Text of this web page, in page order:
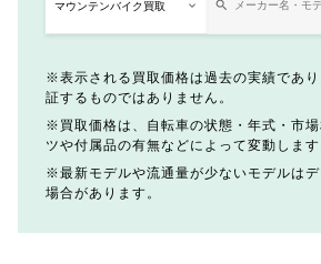
表示される買取価格は過去の実績であ
証するものではありません。
買取価格は、自転車の状態・年式・市
ツや付属品の有無などによって変動します
最新モデルや流通量が少ないモデルは
場合があります。